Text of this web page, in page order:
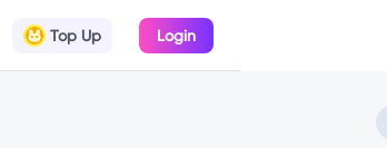
Top Up Login